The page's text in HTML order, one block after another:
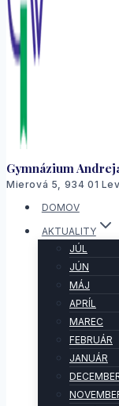
Gymnázium
Mierová 5, 934 01
DOMOV
AKTUALITY
JÚL
JÚN
MÁJ
APRÍL
MAREC
FEBRUÁR
JANUÁR